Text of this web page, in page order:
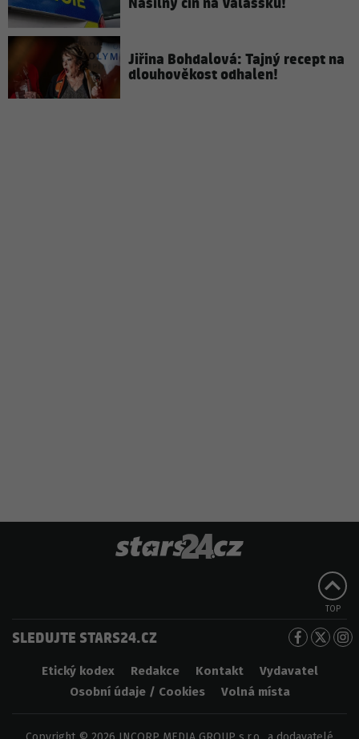
Jiřina Bohdalová: Tajný recept na
dlouhověkost odhalen!
TOP
SLEDUJTE STARS24.CZ
Etický kodex Redakce Kontakt
Vydavatel
Osobní údaje / Cookies
Volná místa